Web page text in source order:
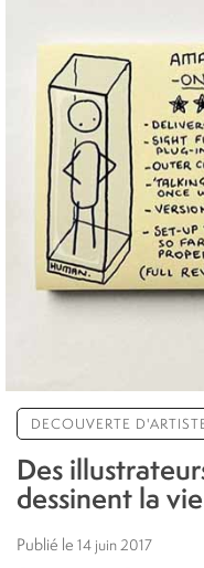
DECOUVERTE
Des
dessinent la
Publié le 14 juin 2017